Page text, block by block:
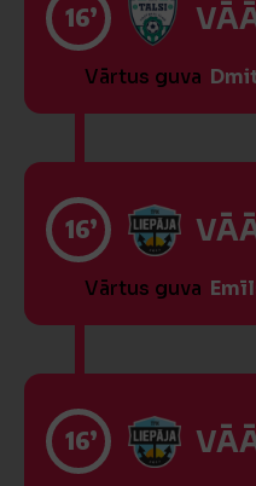
16’
Vārtus guva
16’
Vārtus guva
16’